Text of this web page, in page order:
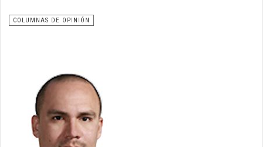
COLUMNAS DE OPINIÓN